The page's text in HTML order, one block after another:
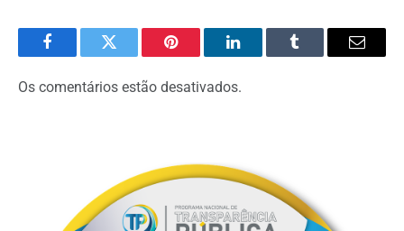
FacebookTwitter Pinterest O
LinkedIn
Tumblr
E-
Os comentários estão desativados.